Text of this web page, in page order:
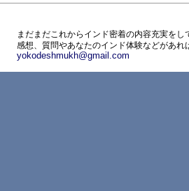
まだまだこれからインド密着の内容充実を
感想、質問やあなたのインド体験などがあれ
yokodeshmukh@gmail.com